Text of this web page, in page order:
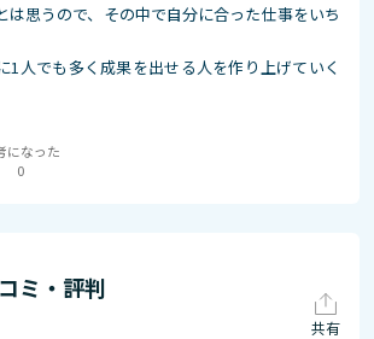
は思うので、その中で自分に合った仕事をいち
1人でも多く成果を出せる人を作り上げていく
になった
0
ミ・評判
共有